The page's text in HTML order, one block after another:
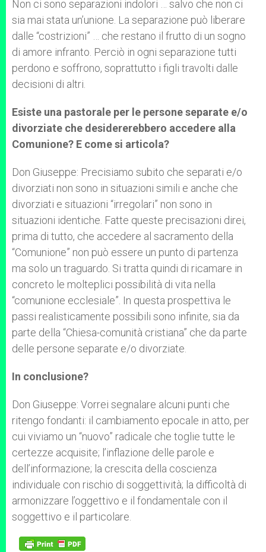
Non ci sono separazioni indolori … salvo che non ci
sia mai stata un’unione. La separazione può liberare
dalle “costrizioni” … che restano il frutto di un sogno
di amore infranto. Perciò in ogni separazione tutti
perdono e soffrono, soprattutto i figli travolti dalle
decisioni di altri.
Esiste una pastorale per le persone separate e/o
divorziate che desidererebbero accedere alla
Comunione? E come si articola?
Don Giuseppe: Precisiamo subito che separati e/o
divorziati non sono in situazioni simili e anche che
divorziati e situazioni “irregolari” non sono in
situazioni identiche. Fatte queste precisazioni direi,
prima di tutto, che accedere al sacramento della
“Comunione” non può essere un punto di partenza
ma solo un traguardo. Si tratta quindi di ricamare in
concreto le molteplici possibilità di vita nella
“comunione ecclesiale”. In questa prospettiva le
passi realisticamente possibili sono infinite, sia da
parte della “Chiesa-comunità cristiana” che da parte
delle persone separate e/o divorziate.
In conclusione?
Don Giuseppe: Vorrei segnalare alcuni punti che
ritengo fondanti: il cambiamento epocale in atto, per
cui viviamo un “nuovo” radicale che toglie tutte le
certezze acquisite; l’inflazione delle parole e
dell’informazione; la crescita della coscienza
individuale con rischio di soggettività; la difficoltà di
armonizzare l’oggettivo e il fondamentale con il
soggettivo e il particolare.